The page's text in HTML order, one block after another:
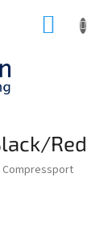
Red
Compressport